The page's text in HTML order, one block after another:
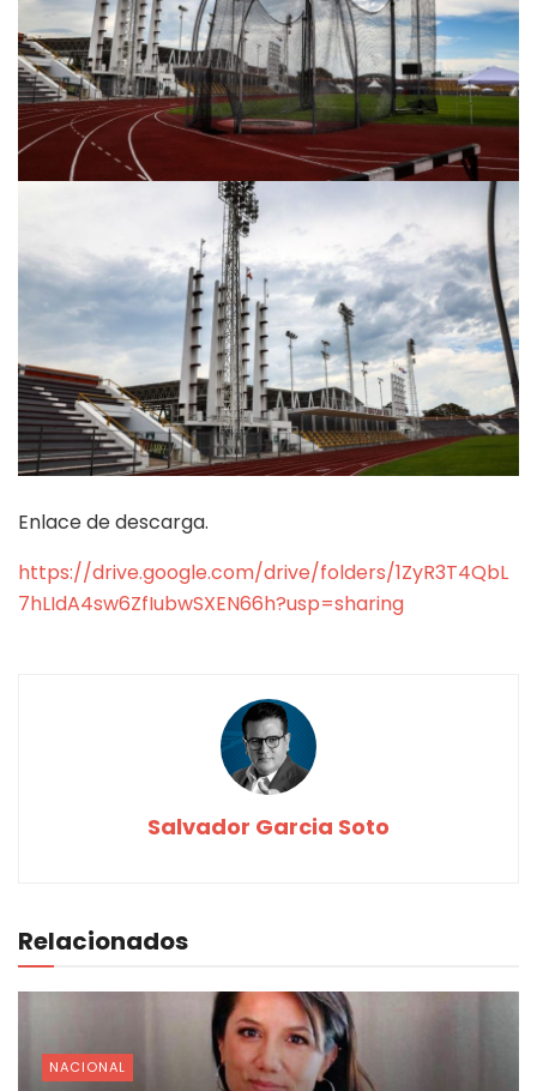
Enlace de descarga.
https://drive.google.com/drive/folders/1ZyR3T4QbL
7hLIdA4sw6ZfIubwSXEN66h?usp=sharing
Salvador Garcia Soto
Relacionados
NACIONAL